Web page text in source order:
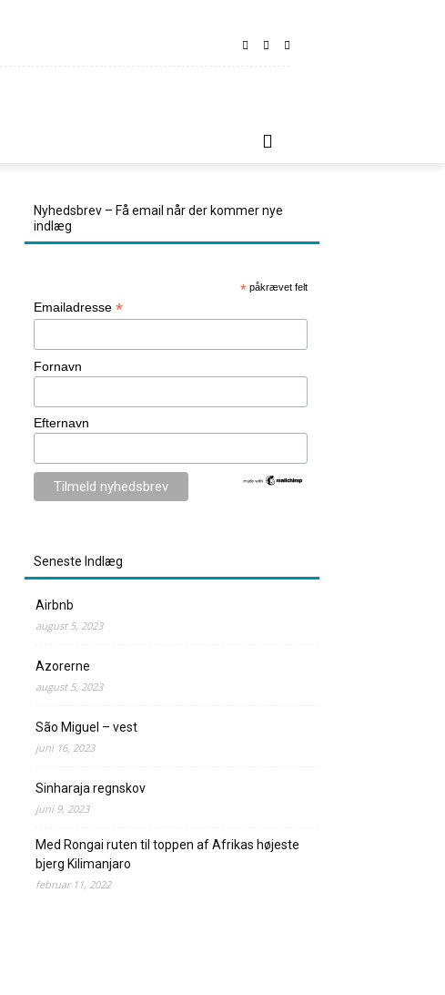
Nyhedsbrev – Få email når der kommer nye
indlæg
* påkrævet felt
Emailadresse *
Fornavn
Efternavn
Seneste Indlæg
Airbnb
august 5, 2023
Azorerne
august 5, 2023
São Miguel – vest
juni 16, 2023
Sinharaja regnskov
juni 9, 2023
Med Rongai ruten til toppen af Afrikas højeste
bjerg Kilimanjaro
februar 11, 2022